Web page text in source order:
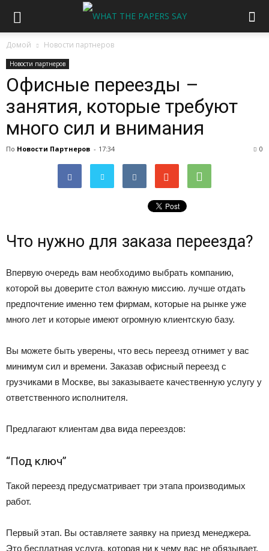
Домой Новости партнеров
Новости партнеров
Офисные переезды –
занятия, которые требуют
много сил и внимания
По Новости Партнеров - 17:34 0
Что нужно для заказа переезда?
Впервую очередь вам необходимо выбрать компанию,
которой вы доверите стол важную миссию. лучше отдать
предпочтение именно тем фирмам, которые на рынке уже
много лет и которые имеют огромную клиентскую базу.
Вы можете быть уверены, что весь переезд отнимет у вас
минимум сил и времени. Заказав офисный переезд с
грузчиками в Москве, вы заказываете качественную услугу у
ответственного исполнителя.
Предлагают клиентам два вида переездов:
“Под ключ”
Такой переезд предусматривает три этапа производимых
работ.
Первый этап. Вы оставляете заявку на приезд менеджера.
Это бесплатная услуга, которая ни к чему вас не обязывает.